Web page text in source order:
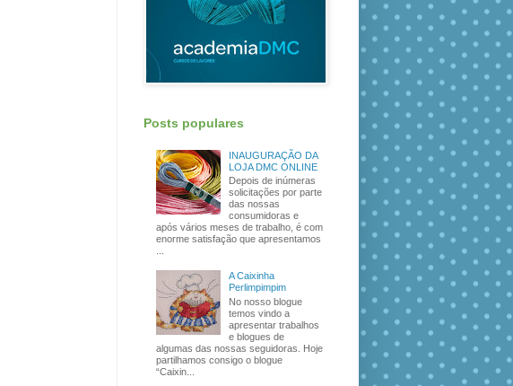
Posts populares
INAUGURAÇÃO DA
LOJA DMC ONLINE
Depois de inúmeras
solicitações por parte
das nossas
consumidoras e
após vários meses de trabalho, é com
enorme satisfação que apresentamos
A Caixinha
Perlimpimpim
No nosso blogue
temos vindo a
apresentar trabalhos
e blogues de
algumas das nossas seguidoras. Hoje
partilhamos consigo o blogue
“Caixin...